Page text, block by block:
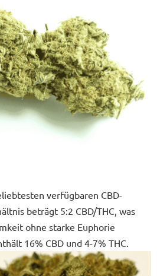
verfügbaren CBD-
beträgt 5:2 CBD/THC, was
ohne starke Euphorie
16% CBD und 4-7% THC.